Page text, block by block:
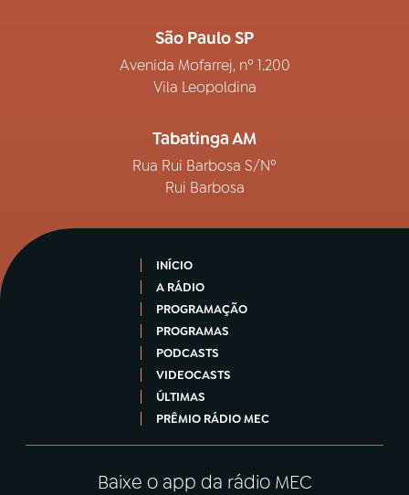
São Paulo SP
Avenida Mofarrej, nº 1.200
Vila Leopoldina
Tabatinga AM
Rua Rui Barbosa S/Nº
Rui Barbosa
INÍCIO
A RÁDIO
PROGRAMAÇÃO
PROGRAMAS
PODCASTS
VIDEOCASTS
ÚLTIMAS
PRÊMIO RÁDIO MEC
Baixe o app da rádio MEC